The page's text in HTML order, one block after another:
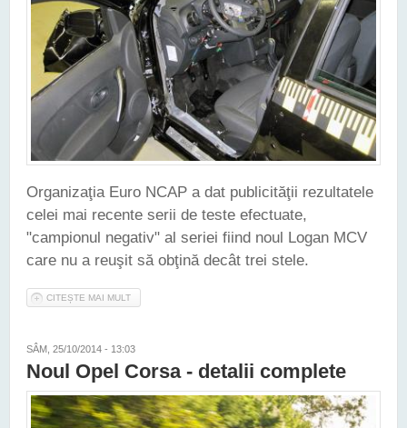
Organizaţia Euro NCAP a dat publicităţii rezultatele
celei mai recente serii de teste efectuate,
"campionul negativ" al seriei fiind noul Logan MCV
care nu a reuşit să obţină decât trei stele.
CITEȘTE MAI MULT
SÂM, 25/10/2014 - 13:03
Noul Opel Corsa - detalii complete